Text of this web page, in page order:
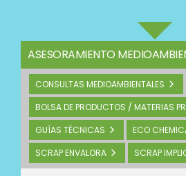
ASESORAMIENTO
CONSULTAS MEDIOAMBIENTALES
BOLSA DE PRODUCTOS / MATERIAS
GUÍAS TÉCNICAS
ECO
SCRAP ENVALORA
SCRAP